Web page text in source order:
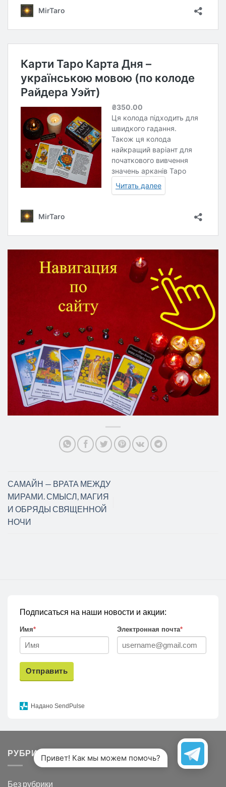
Привет! Как мы можем помочь?
САМАЙН — ВРАТА МЕЖДУ
МИРАМИ. СМЫСЛ, МАГИЯ
И ОБРЯДЫ СВЯЩЕННОЙ
НОЧИ
Подписаться на наши новости и акции:
Имя* Электронная почта*
Отправить
Надано SendPulse
РУБРИКИ
Без рубрики